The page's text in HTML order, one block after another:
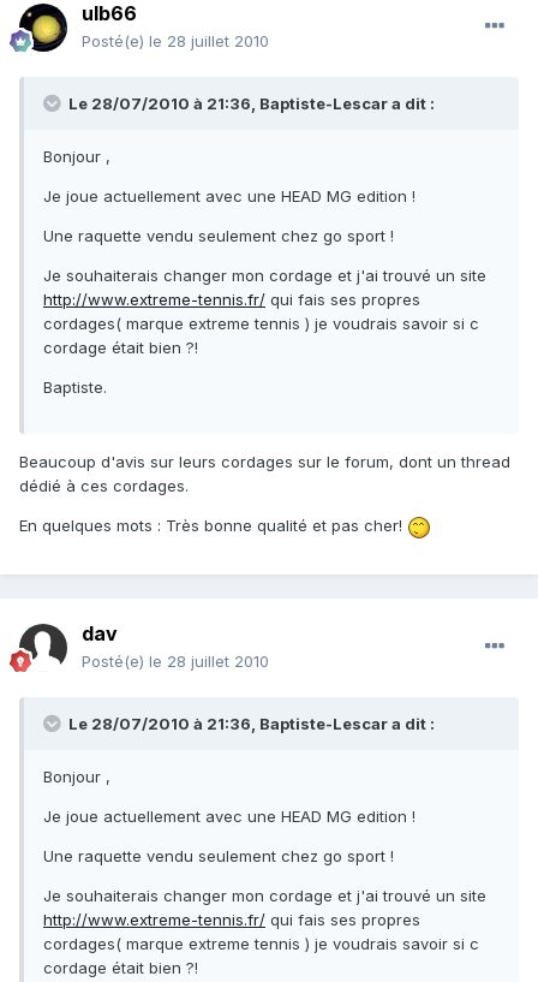
ulb66
Posté(e) le 28 juillet 2010
Le 28/07/2010 à 21:36, Baptiste-Lescar a dit :
Bonjour ,
Je joue actuellement avec une HEAD MG edition !
Une raquette vendu seulement chez go sport !
Je souhaiterais changer mon cordage et j'ai trouvé un site
http://www.extreme-tennis.fr/ qui fais ses propres
cordages( marque extreme tennis ) je voudrais savoir si c
cordage était bien ?!
Baptiste.
Beaucoup d'avis sur leurs cordages sur le forum, dont un thread
dédié à ces cordages.
En quelques mots : Très bonne qualité et pas cher!
dav
Posté(e) le 28 juillet 2010
Le 28/07/2010 à 21:36, Baptiste-Lescar a dit :
Bonjour ,
Je joue actuellement avec une HEAD MG edition !
Une raquette vendu seulement chez go sport !
Je souhaiterais changer mon cordage et j'ai trouvé un site
http://www.extreme-tennis.fr/ qui fais ses propres
cordages( marque extreme tennis ) je voudrais savoir si c
cordage était bien ?!